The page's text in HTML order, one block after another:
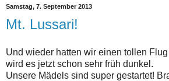
Samstag, 7. September 2013
Mt. Lussari!
Und wieder hatten wir einen tollen
wird es jetzt schon sehr früh dunkel.
Unsere Mädels sind super gestartet!